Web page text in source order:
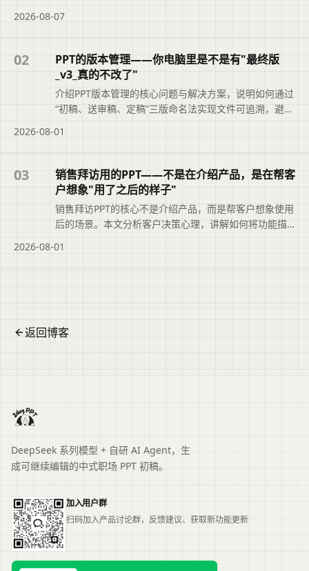
目追求综合排名。摘要依据标题与正文整理，概括页面
断文章是否符合当前需求，再查看完整原文。
2026-08-07
02
PPT的版本管理——你电脑里是不是有"最终版
_v3_真的不改了"
介绍PPT版本管理的核心问题与解决方案，说明如何通过
“初稿、送审稿、定稿”三版命名法实现文件可追溯，避免
大纲版本记录功能，帮助职场人快速定位正确文件，提
面主题、主要内容与适用场景，再进入原文查看完整信
息。
2026-08-01
03
销售拜访用的PPT——不是在介绍产品，是在帮客
户想象"用了之后的样子"
销售拜访PPT的核心不是介绍产品，而是帮客户想象使用
后的场景。本文分析客户决策心理，讲解如何将功能描
证据与风险、下一步行动构建结构，同时介绍二狗PPT大
2026-08-01
返回博客
DeepSeek 系列模型 + 自研 AI Agent，生
成可继续编辑的中式职场 PPT 初稿。
加入用户群
扫码加入产品讨论群，反馈建议、获取新功能更新